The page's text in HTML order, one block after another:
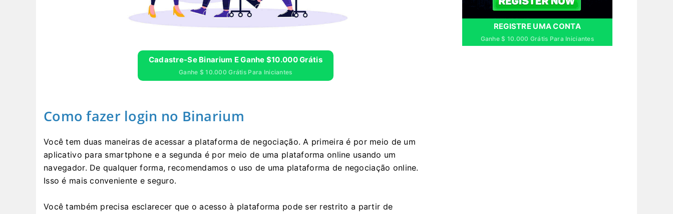
Cadastre-Se Binarium E Ganhe $10.000 Grátis
Ganhe $ 10.000 Grátis Para Iniciantes
Como fazer login no Binarium
Você tem duas maneiras de acessar a plataforma de negociação. A primeira é por meio de um
aplicativo para smartphone e a segunda é por meio de uma plataforma online usando um
navegador. De qualquer forma, recomendamos o uso de uma plataforma de negociação online.
Isso é mais conveniente e seguro.
Você também precisa esclarecer que o acesso à plataforma pode ser restrito a partir de
REGISTRE UMA CONTA
Ganhe $ 10.000 Grátis Para Iniciantes